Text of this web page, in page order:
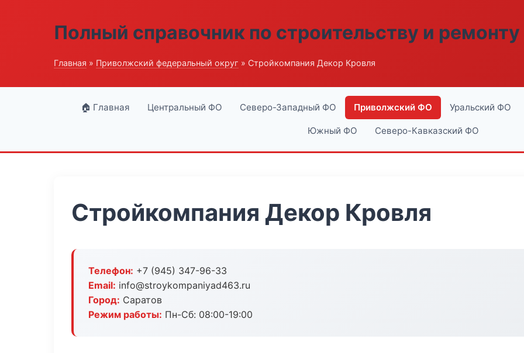
Полный справочник по строительству и ремонту
Главная » Приволжский федеральный округ » Стройкомпания Декор Кровля
🏠 Главная Центральный ФО Северо-Западный ФО Приволжский ФО Уральский ФО
Южный ФО Северо-Кавказский ФО
Стройкомпания Декор Кровля
Телефон: +7 (945) 347-96-33
Email: info@stroykompaniyad463.ru
Город: Саратов
Режим работы: Пн-Сб: 08:00-19:00